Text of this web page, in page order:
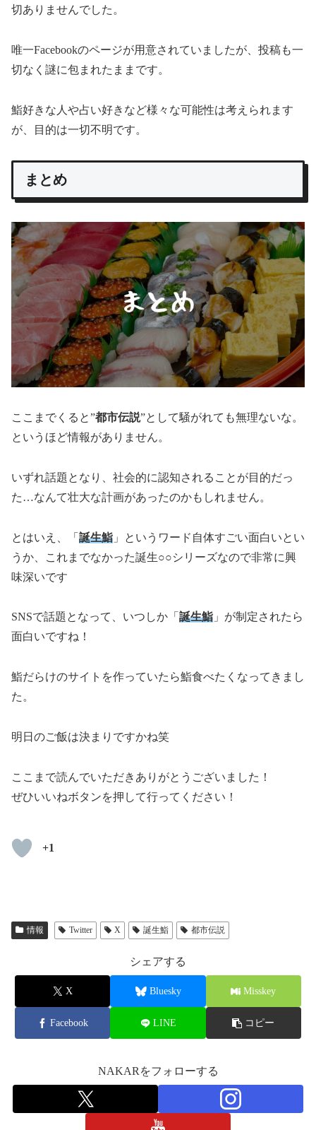
切ありませんでした。
唯一Facebookのページが用意されていましたが、投稿も一
切なく謎に包まれたままです。
鮨好きな人や占い好きなど様々な可能性は考えられます
が、目的は一切不明です。
まとめ
ここまでくると”都市伝説”として騒がれても無理ないな。
というほど情報がありません。
いずれ話題となり、社会的に認知されることが目的だっ
た…なんて壮大な計画があったのかもしれません。
とはいえ、「 誕生鮨 」というワード自体すごい面白いとい
うか、これまでなかった誕生○○シリーズなので非常に興
味深いです
SNSで話題となって、いつしか「 誕生鮨 」が制定されたら
面白いですね！
鮨だらけのサイトを作っていたら鮨食べたくなってきまし
た。
明日のご飯は決まりですかね笑
ここまで読んでいただきありがとうございました！
ぜひいいねボタンを押して行ってください！
+1
情報 Twitter X 誕生鮨 都市伝説
シェアする
X Bluesky Misskey
Facebook LINE コピー
NAKARをフォローする